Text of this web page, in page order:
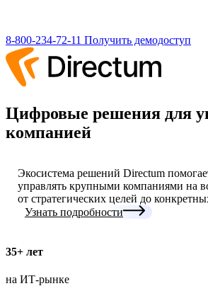
8-800-234-72-11 Получить демодоступ
Цифровые решения для
компанией
Экосистема решений Directum
управлять крупными компаниями на
от стратегических целей до
Узнать подробности
35+ лет
на ИТ-рынке